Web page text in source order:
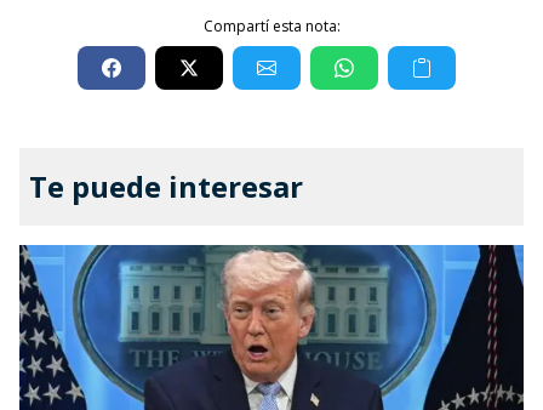
Compartí esta nota:
Te puede interesar